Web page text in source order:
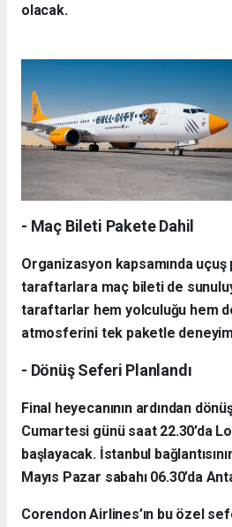
olacak.
- Maç Bileti Pakete Dahil
Organizasyon kapsamında uçuş
taraftarlara maç bileti de
taraftarlar hem yolculuğu hem
atmosferini tek paketle
- Dönüş Seferi Planlandı
Final heyecanının ardından
Cumartesi günü saat 22.30’da
başlayacak. İstanbul
Mayıs Pazar sabahı 06.30’da
Corendon Airlines’ın bu özel